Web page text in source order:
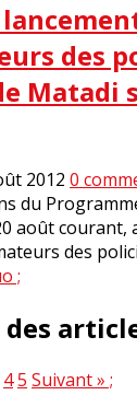
des
Matadi
2012 0
du
août courant,
des
;
45 Suivant » ;